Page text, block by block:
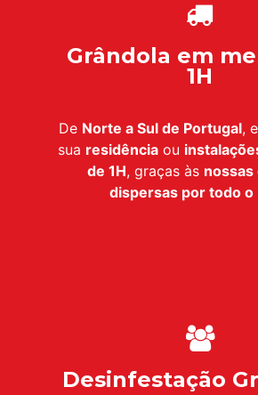
Grândola em
1H
De Norte a Sul de Portugal,
sua residência ou
de 1H, graças às nossas
dispersas por todo o
Desinfestação